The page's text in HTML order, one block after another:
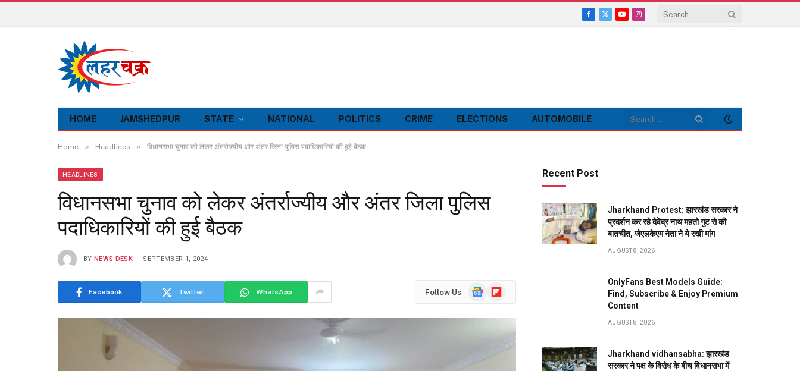
Facebook
X
YouTubeInstagram
HOME JAMSHEDPUR STATE NATIONAL POLITICS CRIME ELECTIONS AUTOMOBILE
Home » Headlines » विधानसभा चुनाव को लेकर अंतर्राज्यीय और अंतर जिला पुलिस पदाधिकारियों की हुई बैठक
HEADLINES
विधानसभा चुनाव को लेकर अंतर्राज्यीय और अंतर जिला पुलिस
पदाधिकारियों की हुई बैठक
BY NEWS DESK SEPTEMBER 1, 2024
Facebook Twitter WhatsApp Follow Us
GoogleFlipboard
Recent Post
Jharkhand Protest: झारखंड सरकार ने
प्रदर्शन कर रहे देवेंद्र नाथ महतो गुट से की
बातचीत, जेएलकेएम नेता ने ये रखी मांग
AUGUST 8, 2026
OnlyFans Best Models Guide:
Find, Subscribe & Enjoy Premium
Content
AUGUST 8, 2026
Jharkhand vidhansabha: झारखंड
सरकार ने पक्ष के विरोध के बीच विधानसभा में